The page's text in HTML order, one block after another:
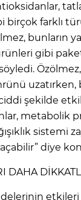
birçok farklı
bunların
gibi
ciddi şekilde
metabolik
sistemi
diye
DAHA